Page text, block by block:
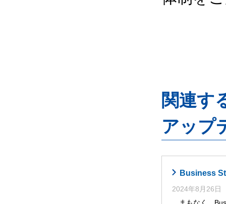
関連す
アップ
Business
2024年8月26日